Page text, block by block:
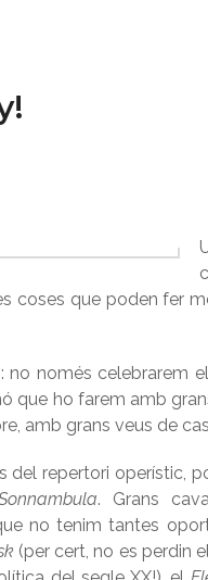
coses que poden fer
no només celebrarem
que ho farem amb
amb grans veus de
del repertori operístic,
. Grans
no tenim tantes
(per cert, no es perdin